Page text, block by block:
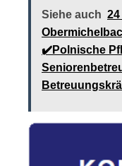
Siehe auch
✔️Polnische